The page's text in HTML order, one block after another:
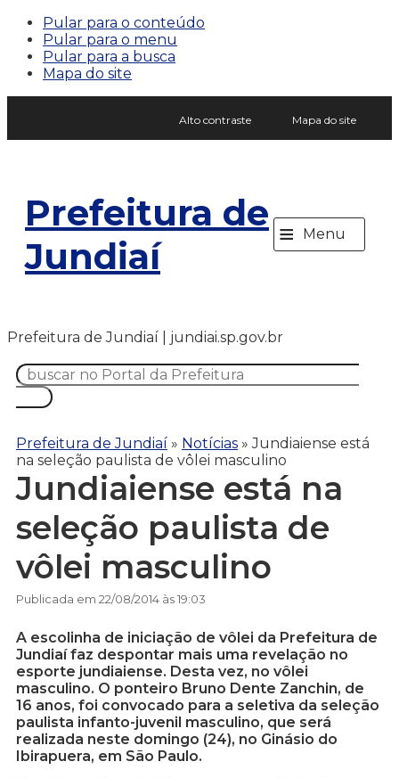
Pular para o conteúdo
Pular para o menu
Pular para a busca
Mapa do site
Alto contraste Mapa do site
Prefeitura de
Jundiaí
≡ Menu
Prefeitura de Jundiaí | jundiai.sp.gov.br
Prefeitura de Jundiaí » Notícias »Jundiaiense está
na seleção paulista de vôlei masculino
Jundiaiense está na
seleção paulista de
vôlei masculino
Publicada em 22/08/2014 às 19:03
A escolinha de iniciação de vôlei da Prefeitura de
Jundiaí faz despontar mais uma revelação no
esporte jundiaiense. Desta vez, no vôlei
masculino. O ponteiro Bruno Dente Zanchin, de
16 anos, foi convocado para a seletiva da seleção
paulista infanto-juvenil masculino, que será
realizada neste domingo (24), no Ginásio do
Ibirapuera, em São Paulo.